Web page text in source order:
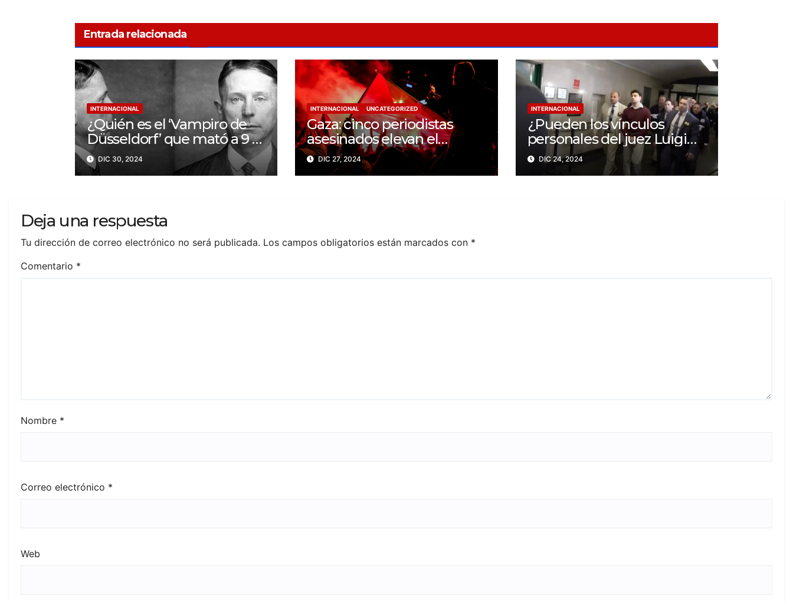
Entrada relacionada
INTERNACIONAL
¿Quién es el ‘Vampiro de
Düsseldorf’ que mató a 9 y
bebió sangre de sus
víctimas?
DIC 30, 2024
INTERNACIONAL UNCATEGORIZED
Gaza: cinco periodistas
asesinados elevan el
balance a 200 trabajadores
de la prensa muertos en
DIC 27, 2024
INTERNACIONAL
¿Pueden los vínculos
personales del juez Luigi
Mangione Influenciar el
caso del CEO de
DIC 24, 2024
Deja una respuesta
Tu dirección de correo electrónico no será publicada. Los campos obligatorios están marcados con *
Comentario *
Nombre *
Correo electrónico *
Web